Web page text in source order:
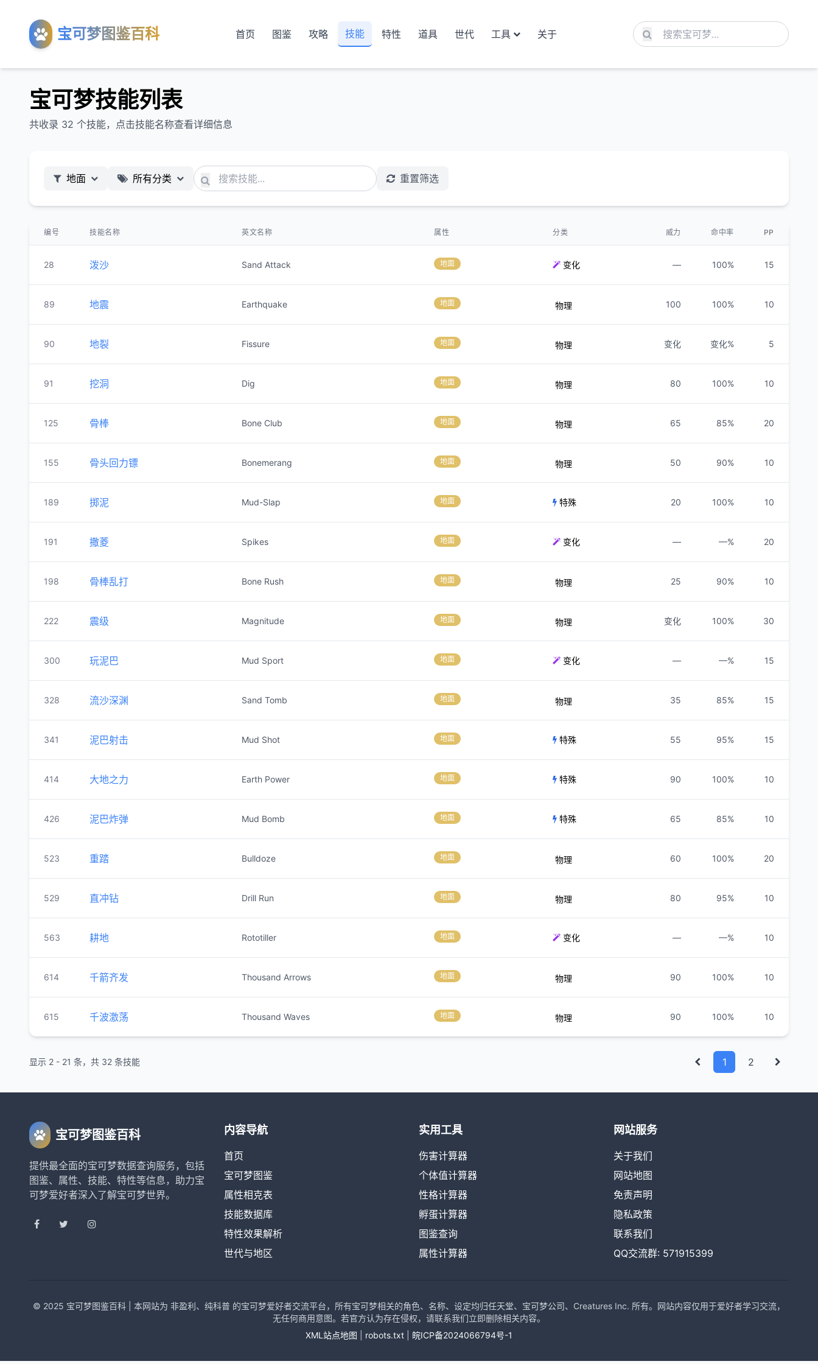
宝可梦图鉴百科 首页 图鉴 攻略 技能 特性 道具 世代 工具 关于
宝可梦技能列表
共收录 32 个技能，点击技能名称查看详细信息
地面 所有分类 重置筛选
编号 技能名称 英文名称 属性 分类 威力 命中率 PP
28 泼沙 Sand Attack 地面 变化 — 100% 15
89 地震 Earthquake 地面 物理 100 100% 10
90 地裂 Fissure 地面 物理 变化 变化% 5
91 挖洞 Dig 地面 物理 80 100% 10
125 骨棒 Bone Club 地面 物理 65 85% 20
155 骨头回力镖 Bonemerang 地面 物理 50 90% 10
189 掷泥 Mud-Slap 地面 特殊 20 100% 10
191 撒菱 Spikes 地面 变化 — —% 20
198 骨棒乱打 Bone Rush 地面 物理 25 90% 10
222 震级 Magnitude 地面 物理 变化 100% 30
300 玩泥巴 Mud Sport 地面 变化 — —% 15
328 流沙深渊 Sand Tomb 地面 物理 35 85% 15
341 泥巴射击 Mud Shot 地面 特殊 55 95% 15
414 大地之力 Earth Power 地面 特殊 90 100% 10
426 泥巴炸弹 Mud Bomb 地面 特殊 65 85% 10
523 重踏 Bulldoze 地面 物理 60 100% 20
529 直冲钻 Drill Run 地面 物理 80 95% 10
563 耕地 Rototiller 地面 变化 — —% 10
614 千箭齐发 Thousand Arrows 地面 物理 90 100% 10
615 千波激荡 Thousand Waves 地面 物理 90 100% 10
显示 2 - 21 条，共 32 条技能 1 2
宝可梦图鉴百科
提供最全面的宝可梦数据查询服务，包括
图鉴、属性、技能、特性等信息，助力宝
可梦爱好者深入了解宝可梦世界。
内容导航
首页
宝可梦图鉴
属性相克表
技能数据库
特性效果解析
世代与地区
实用工具
伤害计算器
个体值计算器
性格计算器
孵蛋计算器
图鉴查询
属性计算器
网站服务
关于我们
网站地图
免责声明
隐私政策
联系我们
QQ交流群: 571915399
© 2025 宝可梦图鉴百科 | 本网站为 非盈利、纯科普 的宝可梦爱好者交流平台，所有宝可梦相关的角色、名称、设定均归任天堂、宝可梦公司、Creatures Inc. 所有。网站内容仅用于爱好者学习交流，
无任何商用意图。若官方认为存在侵权，请联系我们立即删除相关内容。
XML站点地图
robots.txt 皖ICP备2024066794号-1